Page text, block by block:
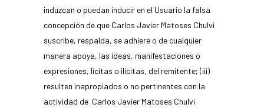
induzcan o puedan inducir en el Usuario la falsa
concepción de que Carlos Javier Matoses Chulvi
suscribe, respalda, se adhiere o de cualquier
manera apoya, las ideas, manifestaciones o
expresiones, lícitas o ilícitas, del remitente; (iii)
resulten inapropiados o no pertinentes con la
actividad de Carlos Javier Matoses Chulvi